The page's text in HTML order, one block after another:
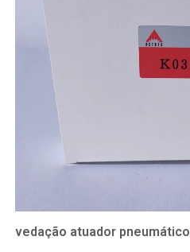
vedação atuador pneumático